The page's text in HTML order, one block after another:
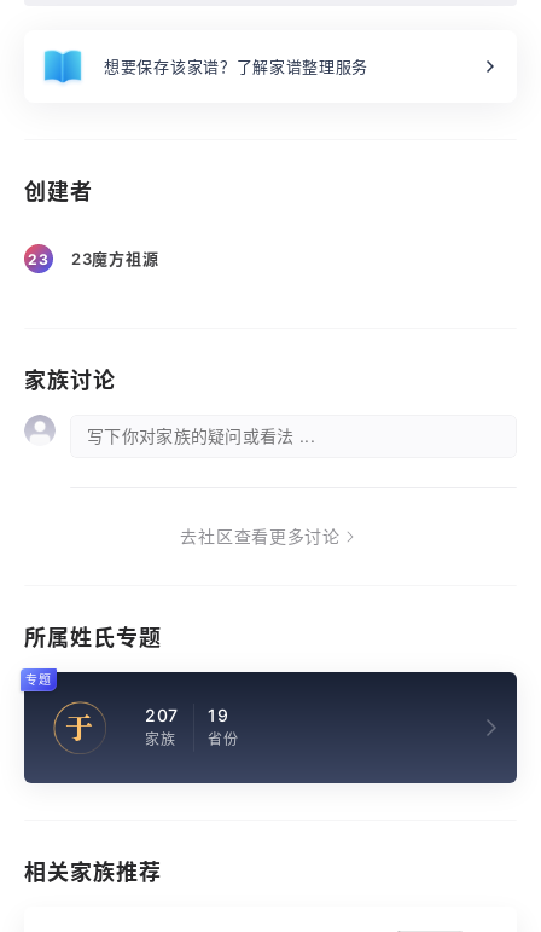
想要保存该家谱？了解家谱整理服务
创建者
23 23魔方祖源
家族讨论
写下你对家族的疑问或看法 ...
去社区查看更多讨论
所属姓氏专题
于 207
家族
19
省份
专题
相关家族推荐